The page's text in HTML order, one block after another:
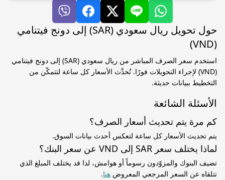
حول تحويل ريال سعودي (SAR) إلى دونج فيتنامي
(VND)
استخدم سعر الصرف المباشر من ريال سعودي (SAR) إلى دونج فيتنامي
(VND) لإجراء التحويلات فورًا. تُحدَّث الأسعار كل ساعة لتتمكّن من
التخطيط ببيانات حديثة.
الأسئلة الشائعة
كم مرة يتم تحديث أسعار الصرف؟
يتم تحديث الأسعار كل ساعة لتعكس أحدث بيانات السوق.
لماذا يختلف سعر SAR إلى VND عن سعر البنك؟
تضيف البنوك والمزوّدون رسوماً أو هوامش، لذا قد يختلف المبلغ الذي
تتلقاه عن السعر المرجعي المعروض هنا.